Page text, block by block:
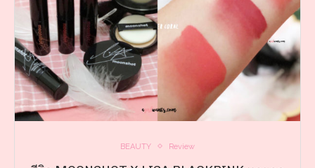
BEAUTY Review